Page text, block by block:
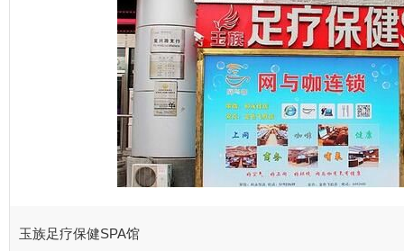
玉族足疗保健SPA馆